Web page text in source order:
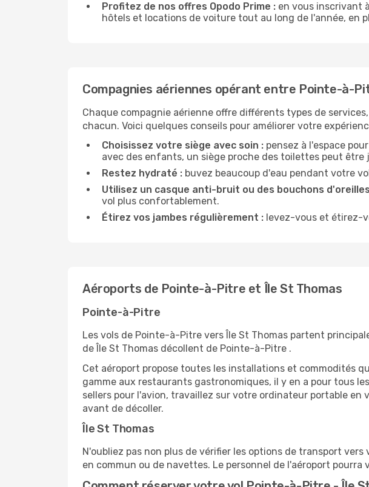
Profitez de nos offres Opodo Prime : en vous inscrivant
hôtels et locations de voiture tout au long de l'année, en
Compagnies aériennes opérant entre Pointe-à-
Chaque compagnie aérienne offre différents types de
chacun. Voici quelques conseils pour améliorer votre
Choisissez votre siège avec soin : pensez à l'espace
avec des enfants, un siège proche des toilettes peut être
Restez hydraté : buvez beaucoup d'eau pendant votre
Utilisez un casque anti-bruit ou des bouchons
vol plus confortablement.
Étirez vos jambes régulièrement : levez-vous et étirez-
Aéroports de Pointe-à-Pitre et Île St Thomas
Pointe-à-Pitre
Les vols de Pointe-à-Pitre vers Île St Thomas partent
de Île St Thomas décollent de Pointe-à-Pitre .
Cet aéroport propose toutes les installations et commodités
gamme aux restaurants gastronomiques, il y en a pour tous
sellers pour l'avion, travaillez sur votre ordinateur portable
avant de décoller.
Île St Thomas
N'oubliez pas non plus de vérifier les options de transport
en commun ou de navettes. Le personnel de l'aéroport